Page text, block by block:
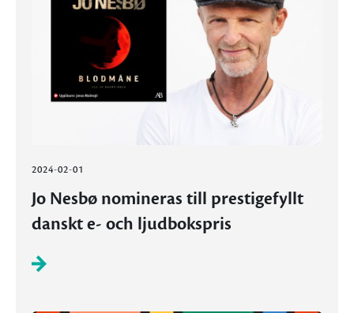
2024-02-01
Jo Nesbø nomineras till prestigefyllt
danskt e- och ljudbokspris